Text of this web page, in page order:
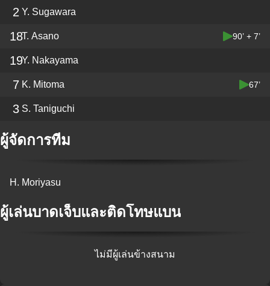
2 Y. Sugawara
18T. Asano 90’ + 7’
19Y. Nakayama
7 K. Mitoma 67’
3 S. Taniguchi
ผู้จัดการทีม
H. Moriyasu
ผู้เล่นบาดเจ็บและติดโทษแบน
ไม่มีผู้เล่นข้างสนาม